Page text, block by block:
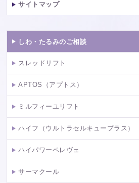
サイトマップ
しわ・たるみのご相談
スレッドリフト
APTOS（アプトス）
ミルフィーユリフト
ハイフ（ウルトラセルキュープラス）
ハイパワーペレヴェ
サーマクール